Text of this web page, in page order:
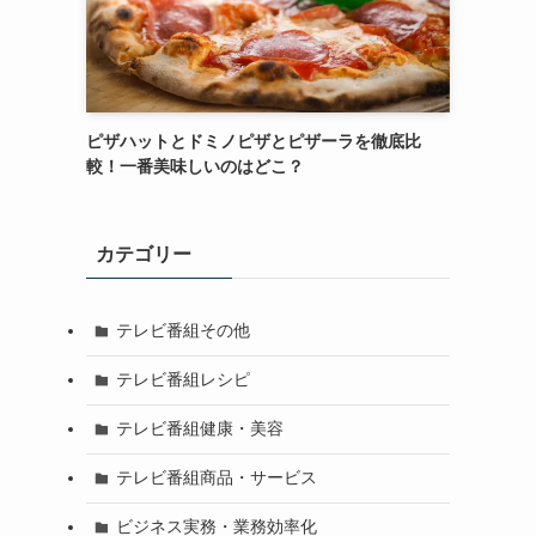
ピザハットとドミノピザとピザーラを徹底比
較！一番美味しいのはどこ？
カテゴリー
テレビ番組その他
テレビ番組レシピ
テレビ番組健康・美容
テレビ番組商品・サービス
ビジネス実務・業務効率化